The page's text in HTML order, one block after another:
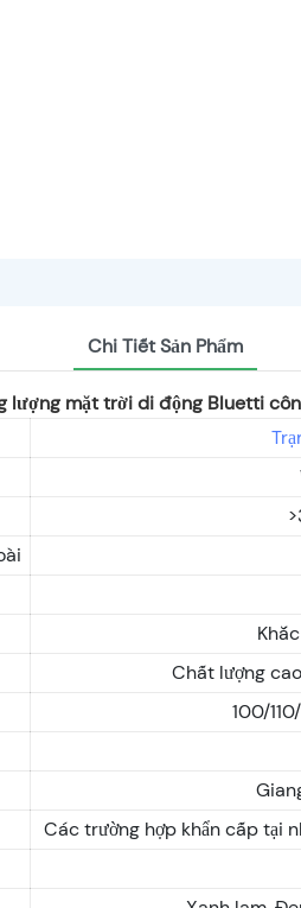
Chi Tiết Sản Phẩm
lượng mặt trời di động Bluetti
Chất lượng
100/
Các trường hợp khẩn cấp tại